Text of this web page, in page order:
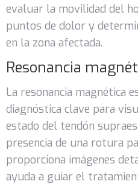
evaluar la movilidad del
puntos de dolor y
en la zona afectada.
Resonancia
La resonancia magnética
diagnóstica clave para
estado del tendón
presencia de una rotura
proporciona imágenes
ayuda a guiar el